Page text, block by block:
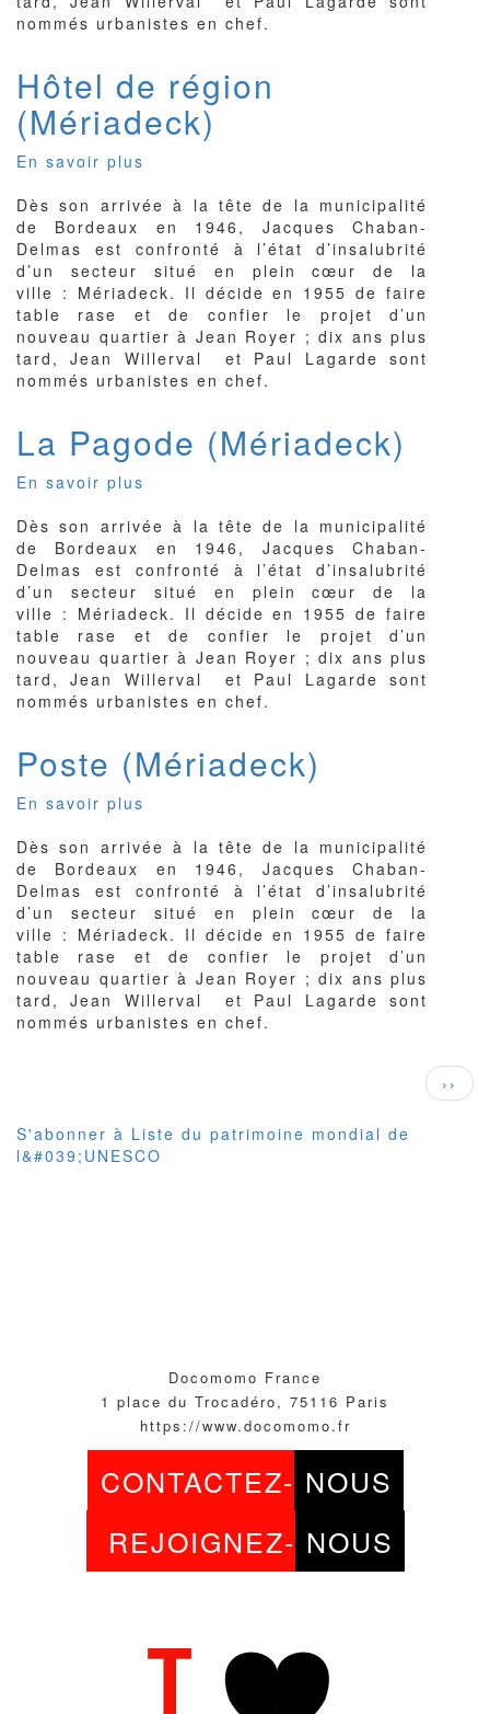
nommés urbanistes en chef.
Hôtel de région
(Mériadeck)
En savoir plus
de
région
(Mériadeck)
Dès son arrivée à la tête de la municipalité
de Bordeaux en 1946, Jacques Chaban-
Delmas est confronté à l’état d’insalubrité
d’un secteur situé en plein cœur de la
ville : Mériadeck. Il décide en 1955 de faire
table rase et de confier le projet d’un
nouveau quartier à Jean Royer ; dix ans plus
tard, Jean Willerval et Paul Lagarde sont
nommés urbanistes en chef.
La Pagode (Mériadeck)
En savoir plus
Pagode
(Mériadeck)
Dès son arrivée à la tête de la municipalité
de Bordeaux en 1946, Jacques Chaban-
Delmas est confronté à l’état d’insalubrité
d’un secteur situé en plein cœur de la
ville : Mériadeck. Il décide en 1955 de faire
table rase et de confier le projet d’un
nouveau quartier à Jean Royer ; dix ans plus
tard, Jean Willerval et Paul Lagarde sont
nommés urbanistes en chef.
Poste (Mériadeck)
En savoir plus
(Mériadeck)
Dès son arrivée à la tête de la municipalité
de Bordeaux en 1946, Jacques Chaban-
Delmas est confronté à l’état d’insalubrité
d’un secteur situé en plein cœur de la
ville : Mériadeck. Il décide en 1955 de faire
table rase et de confier le projet d’un
nouveau quartier à Jean Royer ; dix ans plus
tard, Jean Willerval et Paul Lagarde sont
nommés urbanistes en chef.
Page
››
S'abonner à Liste du patrimoine mondial de
l&#039;UNESCO
Docomomo France
1 place du Trocadéro, 75116 Paris
https://www.docomomo.fr
CONTACTEZ- NOUS
REJOIGNEZ- NOUS